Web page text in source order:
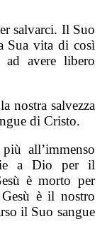
salvarci. Il Suo
Sua vita di così
avere libero
nostra salvezza
di Cristo.
all’immenso
a Dio per il
è morto per
è il nostro
il Suo sangue